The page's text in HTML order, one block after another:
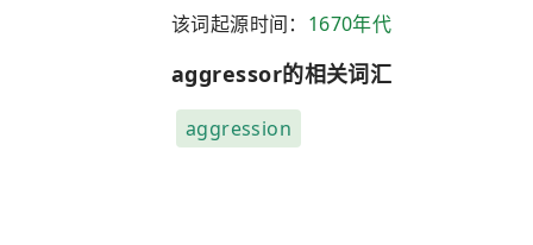
该词起源时间： 1670年代
aggressor的相关词汇
aggression